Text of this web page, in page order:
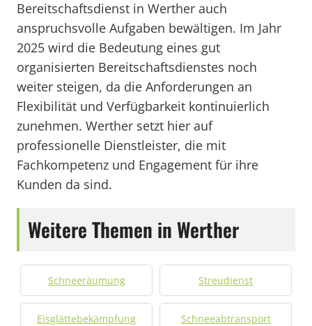
Bereitschaftsdienst in Werther auch
anspruchsvolle Aufgaben bewältigen. Im Jahr
2025 wird die Bedeutung eines gut
organisierten Bereitschaftsdienstes noch
weiter steigen, da die Anforderungen an
Flexibilität und Verfügbarkeit kontinuierlich
zunehmen. Werther setzt hier auf
professionelle Dienstleister, die mit
Fachkompetenz und Engagement für ihre
Kunden da sind.
Weitere Themen in Werther
Schneeräumung Streudienst
Eisglättebekämpfung Schneeabtransport